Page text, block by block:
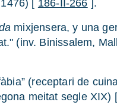
[ 186-II-266 ].
mixjensera, y una
(inv. Binissalem,
(receptari de
meitat segle XIX) [